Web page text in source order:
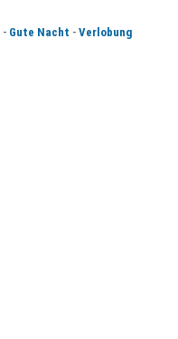
- Gute Nacht - Verlobung